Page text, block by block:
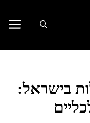
בישראל: